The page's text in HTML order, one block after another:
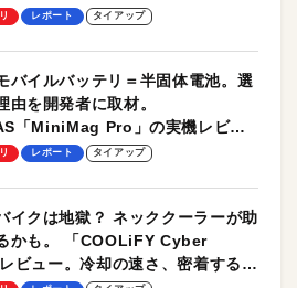
ルユースに最適！
レポート タイアップ
バイルバッテリ＝半固体電池。選
由を開発者に取材。
「MiniMag Pro」の実機レビュ
レポート タイアップ
イクは地獄？ ネッククーラーが助
かも。 「COOLiFY Cyber
ビュー。冷却の速さ、密着する冷